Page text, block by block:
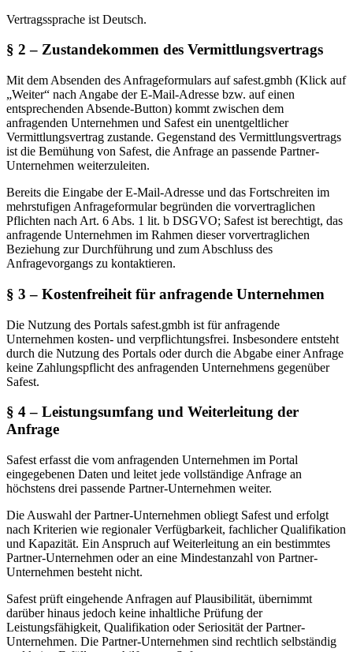
Vertragssprache ist Deutsch.
§ 2 – Zustandekommen des Vermittlungsvertrags
Mit dem Absenden des Anfrageformulars auf safest.gmbh (Klick auf
„Weiter“ nach Angabe der E-Mail-Adresse bzw. auf einen
entsprechenden Absende-Button) kommt zwischen dem
anfragenden Unternehmen und Safest ein unentgeltlicher
Vermittlungsvertrag zustande. Gegenstand des Vermittlungsvertrags
ist die Bemühung von Safest, die Anfrage an passende Partner-
Unternehmen weiterzuleiten.
Bereits die Eingabe der E-Mail-Adresse und das Fortschreiten im
mehrstufigen Anfrageformular begründen die vorvertraglichen
Pflichten nach Art. 6 Abs. 1 lit. b DSGVO; Safest ist berechtigt, das
anfragende Unternehmen im Rahmen dieser vorvertraglichen
Beziehung zur Durchführung und zum Abschluss des
Anfragevorgangs zu kontaktieren.
§ 3 – Kostenfreiheit für anfragende Unternehmen
Die Nutzung des Portals safest.gmbh ist für anfragende
Unternehmen kosten- und verpflichtungsfrei. Insbesondere entsteht
durch die Nutzung des Portals oder durch die Abgabe einer Anfrage
keine Zahlungspflicht des anfragenden Unternehmens gegenüber
Safest.
§ 4 – Leistungsumfang und Weiterleitung der
Anfrage
Safest erfasst die vom anfragenden Unternehmen im Portal
eingegebenen Daten und leitet jede vollständige Anfrage an
höchstens drei passende Partner-Unternehmen weiter.
Die Auswahl der Partner-Unternehmen obliegt Safest und erfolgt
nach Kriterien wie regionaler Verfügbarkeit, fachlicher Qualifikation
und Kapazität. Ein Anspruch auf Weiterleitung an ein bestimmtes
Partner-Unternehmen oder an eine Mindestanzahl von Partner-
Unternehmen besteht nicht.
Safest prüft eingehende Anfragen auf Plausibilität, übernimmt
darüber hinaus jedoch keine inhaltliche Prüfung der
Leistungsfähigkeit, Qualifikation oder Seriosität der Partner-
Unternehmen. Die Partner-Unternehmen sind rechtlich selbständig